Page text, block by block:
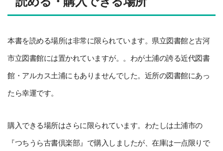
本書を読める場所は非常に限られています。県立図書館と古河
市立図書館には置かれていますが。。わが土浦の誇る近代図書
館・アルカス土浦にもありませんでした。近所の図書館にあっ
たら幸運です。
購入できる場所はさらに限られています。わたしは土浦市の
『つちうら古書倶楽部』で購入しましたが、在庫は一点限りで